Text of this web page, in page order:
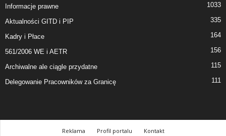
Informacje prawne 1033
Aktualności GITD i PIP 335
Kadry i Płace 164
561/2006 WE i AETR 156
Archiwalne ale ciągle przydatne 115
Delegowanie Pracowników za Granicę 111
Reklama Profil portalu Kontakt